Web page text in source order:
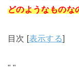
どのようなものな
目次 [表示する]
" "